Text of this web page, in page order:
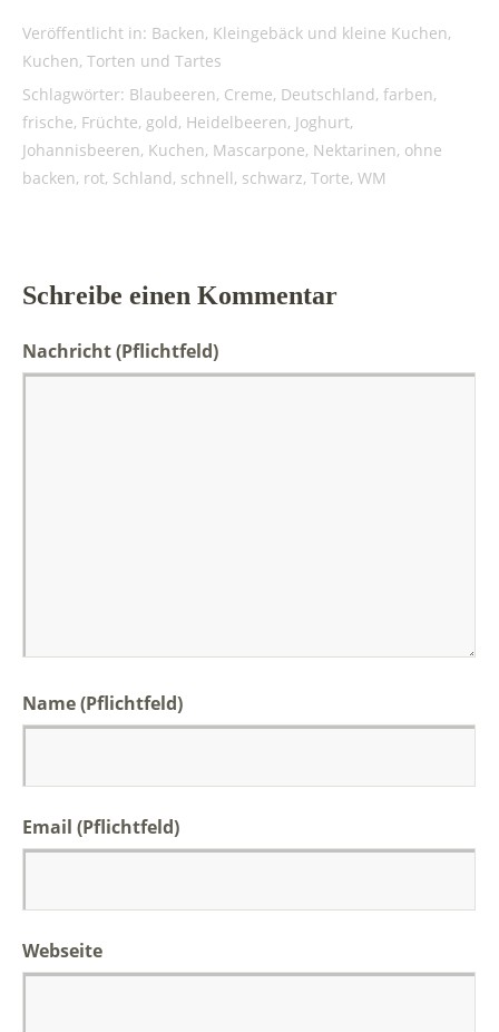
Veröffentlicht in: Backen, Kleingebäck und kleine Kuchen,
Kuchen, Torten und Tartes
Schlagwörter: Blaubeeren, Creme, Deutschland, farben,
frische, Früchte, gold, Heidelbeeren, Joghurt,
Johannisbeeren, Kuchen, Mascarpone, Nektarinen, ohne
backen, rot, Schland, schnell, schwarz, Torte, WM
Schreibe einen Kommentar
Nachricht(Pflichtfeld)
Name (Pflichtfeld)
Email (Pflichtfeld)
Webseite